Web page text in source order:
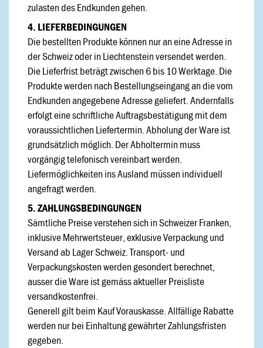
zulasten des Endkunden gehen.
4. LIEFERBEDINGUNGEN
Die bestellten Produkte können nur an eine Adresse in
der Schweiz oder in Liechtenstein versendet werden.
Die Lieferfrist beträgt zwischen 6 bis 10 Werktage. Die
Produkte werden nach Bestellungseingang an die vom
Endkunden angegebene Adresse geliefert. Andernfalls
erfolgt eine schriftliche Auftragsbestätigung mit dem
voraussichtlichen Liefertermin. Abholung der Ware ist
grundsätzlich möglich. Der Abholtermin muss
vorgängig telefonisch vereinbart werden.
Liefermöglichkeiten ins Ausland müssen individuell
angefragt werden.
5. ZAHLUNGSBEDINGUNGEN
Sämtliche Preise verstehen sich in Schweizer Franken,
inklusive Mehrwertsteuer, exklusive Verpackung und
Versand ab Lager Schweiz. Transport- und
Verpackungskosten werden gesondert berechnet,
ausser die Ware ist gemäss aktueller Preisliste
versandkostenfrei.
Generell gilt beim Kauf Vorauskasse. Allfällige Rabatte
werden nur bei Einhaltung gewährter Zahlungsfristen
gegeben.